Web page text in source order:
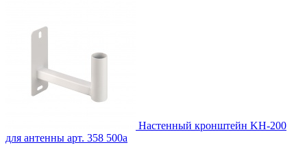
Настенный кронштейн KH-200
для антенны арт. 358 500a